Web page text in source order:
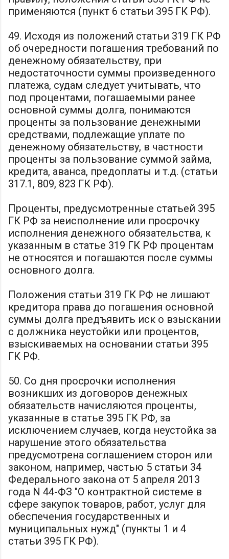
применяются (пункт 6 статьи 395 ГК РФ).
49. Исходя из положений статьи 319 ГК РФ
об очередности погашения требований по
денежному обязательству, при
недостаточности суммы произведенного
платежа, судам следует учитывать, что
под процентами, погашаемыми ранее
основной суммы долга, понимаются
проценты за пользование денежными
средствами, подлежащие уплате по
денежному обязательству, в частности
проценты за пользование суммой займа,
кредита, аванса, предоплаты и т.д. (статьи
317.1, 809, 823 ГК РФ).
Проценты, предусмотренные статьей 395
ГК РФ за неисполнение или просрочку
исполнения денежного обязательства, к
указанным в статье 319 ГК РФ процентам
не относятся и погашаются после суммы
основного долга.
Положения статьи 319 ГК РФ не лишают
кредитора права до погашения основной
суммы долга предъявить иск о взыскании
с должника неустойки или процентов,
взыскиваемых на основании статьи 395
ГК РФ.
50. Со дня просрочки исполнения
возникших из договоров денежных
обязательств начисляются проценты,
указанные в статье 395 ГК РФ, за
исключением случаев, когда неустойка за
нарушение этого обязательства
предусмотрена соглашением сторон или
законом, например, частью 5 статьи 34
Федерального закона от 5 апреля 2013
года N 44-ФЗ "О контрактной системе в
сфере закупок товаров, работ, услуг для
обеспечения государственных и
муниципальных нужд" (пункты 1 и 4
статьи 395 ГК РФ).